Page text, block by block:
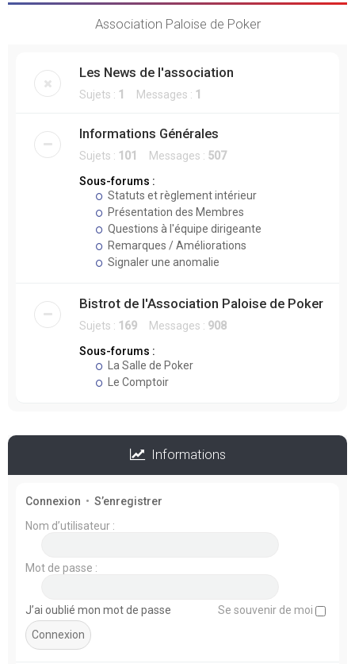
Association Paloise de Poker
Les News de l'association
Sujets : 1 Messages : 1
Informations Générales
Sujets : 101 Messages : 507
Sous-forums :
Statuts et règlement intérieur
Présentation des Membres
Questions à l'équipe dirigeante
Remarques / Améliorations
Signaler une anomalie
Bistrot de l'Association Paloise de Poker
Sujets : 169 Messages : 908
Sous-forums :
La Salle de Poker
Le Comptoir
Informations
Connexion • S’enregistrer
Nom d’utilisateur :
Mot de passe :
J’ai oublié mon mot de passe Se souvenir de moi